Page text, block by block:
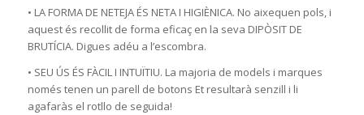
• LA FORMA DE NETEJA ÉS NETA I HIGIÈNICA. No aixequen pols, i
aquest és recollit de forma eficaç en la seva DIPÒSIT DE
BRUTÍCIA. Digues adéu a l’escombra.
• SEU ÚS ÉS FÀCIL I INTUÏTIU. La majoria de models i marques
només tenen un parell de botons Et resultarà senzill i li
agafaràs el rotllo de seguida!